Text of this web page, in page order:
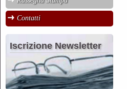
Contatti
Iscrizione Newsletter